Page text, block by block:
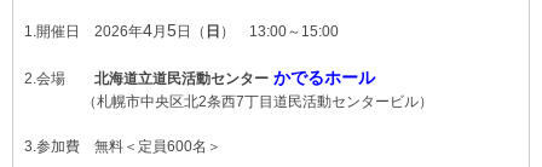
1.開催日 2026年4月 5日（ 日 ） 13:00～15:00
2.会場 北海道立道民活動センター かでるホール
（札幌市中央区北2条西7丁目道民活動センタービル）
3.参加費 無料 ＜定員600名＞